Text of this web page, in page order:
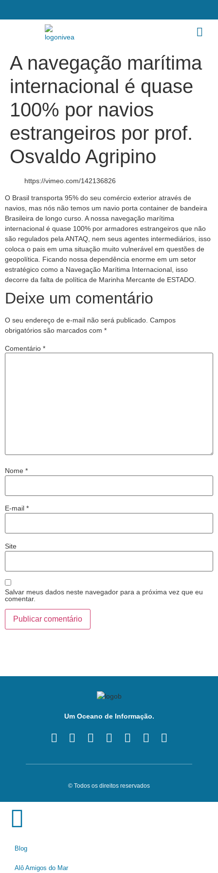
A navegação marítima
internacional é quase
100% por navios
estrangeiros por prof.
Osvaldo Agripino
https://vimeo.com/142136826
O Brasil transporta 95% do seu comércio exterior através de
navios, mas nós não temos um navio porta container de bandeira
Brasileira de longo curso. A nossa navegação marítima
internacional é quase 100% por armadores estrangeiros que não
são regulados pela ANTAQ, nem seus agentes intermediários, isso
coloca o pais em uma situação muito vulnerável em questões de
geopolítica. Ficando nossa dependência enorme em um setor
estratégico como a Navegação Marítima Internacional, isso
decorre da falta de política de Marinha Mercante de ESTADO.
Deixe um comentário
O seu endereço de e-mail não será publicado. Campos
obrigatórios são marcados com *
Comentário *
Nome *
E-mail *
Site
Salvar meus dados neste navegador para a próxima vez que eu
comentar.
Um Oceano de Informação.
© Todos os direitos reservados
Blog
Alô Amigos do Mar